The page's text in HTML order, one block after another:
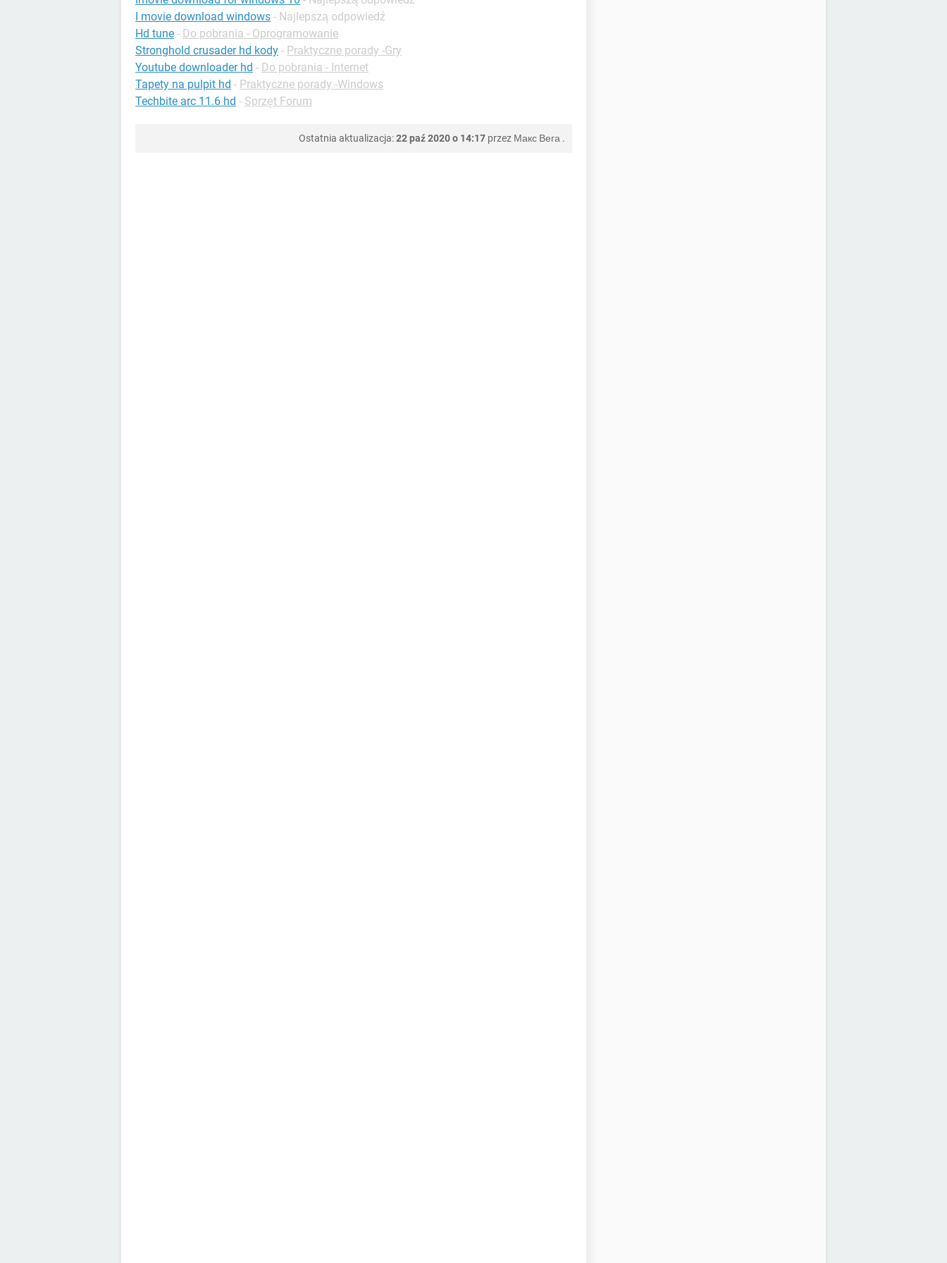
I movie download windows - Najlepszą odpowiedź
Hd tune - Do pobrania - Oprogramowanie
Stronghold crusader hd kody - Praktyczne porady -Gry
Youtube downloader hd - Do pobrania - Internet
Tapety na pulpit hd - Praktyczne porady -Windows
Techbite arc 11.6 hd - Sprzęt Forum
Ostatnia aktualizacja:22 paź 2020 o 14:17 przez Макс Вега .